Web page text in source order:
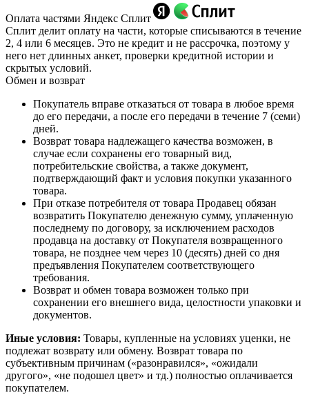
Оплата частями Яндекс Сплит
Сплит делит оплату на части, которые списываются в течение
2, 4 или 6 месяцев. Это не кредит и не рассрочка, поэтому у
него нет длинных анкет, проверки кредитной истории и
скрытых условий.
Обмен и возврат
Покупатель вправе отказаться от товара в любое время
до его передачи, а после его передачи в течение 7 (семи)
дней.
Возврат товара надлежащего качества возможен, в
случае если сохранены его товарный вид,
потребительские свойства, а также документ,
подтверждающий факт и условия покупки указанного
товара.
При отказе потребителя от товара Продавец обязан
возвратить Покупателю денежную сумму, уплаченную
последнему по договору, за исключением расходов
продавца на доставку от Покупателя возвращенного
товара, не позднее чем через 10 (десять) дней со дня
предъявления Покупателем соответствующего
требования.
Возврат и обмен товара возможен только при
сохранении его внешнего вида, целостности упаковки и
документов.
Иные условия: Товары, купленные на условиях уценки, не
подлежат возврату или обмену. Возврат товара по
субъективным причинам («разонравился», «ожидали
другого», «не подошел цвет» и тд.) полностью оплачивается
покупателем.